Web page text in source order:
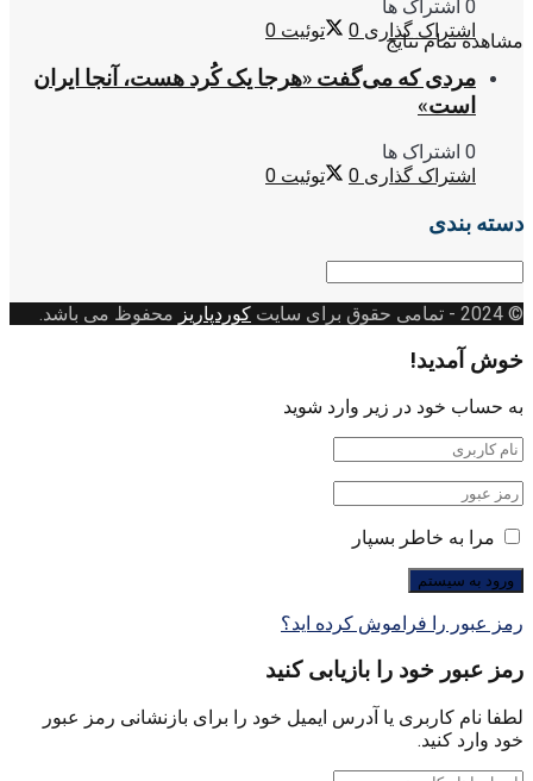
مشاهده تمام نتایج
0 اشتراک ها
اشتراک گذاری 0 توئیت 0
مردی که می‌گفت «هرجا یک کُرد هست، آنجا ایران
است»
0 اشتراک ها
اشتراک گذاری 0 توئیت 0
دسته بندی
دسته
© 2024
- تمامی حقوق برای سایت کوردپاریز محفوظ می باشد.
خوش آمدید!
به حساب خود در زیر وارد شوید
مرا به خاطر بسپار
رمز عبور را فراموش کرده اید؟
رمز عبور خود را بازیابی کنید
لطفا نام کاربری یا آدرس ایمیل خود را برای بازنشانی رمز عبور
خود وارد کنید.